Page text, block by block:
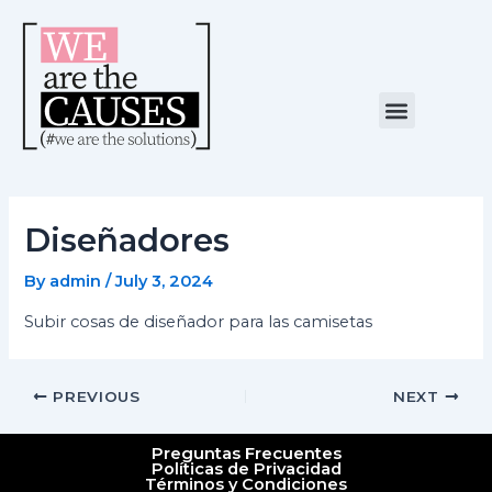
content
Menu
Diseñadores
By admin/July 3, 2024
Subir cosas de diseñador para las camisetas
navigation
PREVIOUS NEXT
Preguntas Frecuentes
Políticas de Privacidad
Términos y Condiciones